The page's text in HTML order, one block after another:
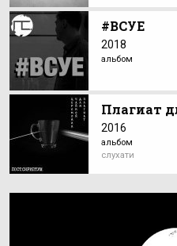
#ВСУЕ
2018
альбом
Плагиат
2016
альбом
слухати